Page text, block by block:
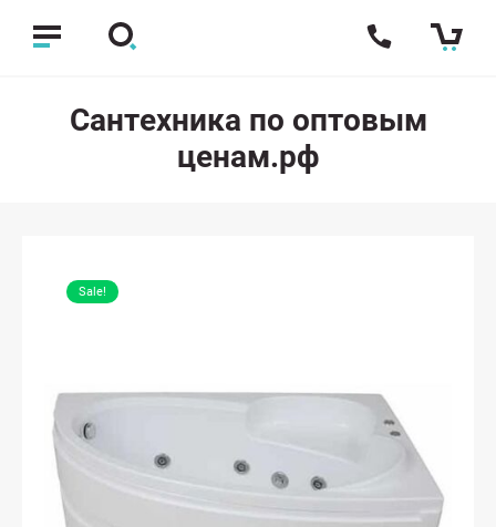
Сантехника по оптовым
ценам.рф
Sale!